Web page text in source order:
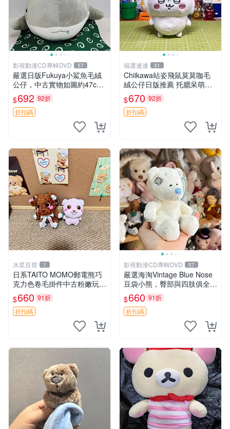
影視動漫CD專輯DVD 57
嚴選日版Fukuya小鯊魚毛絨
公仔，中古實物如圖約47c
m，紙箱包裝嚴密確保安全送
達。 小鯊魚 毛絨公仔 中古玩
偶
$692 92折
折扣碼
福運連連 31
Chiikawa站姿飛鼠莫莫咖毛
絨公仔日版推薦 托腮呆萌可
愛 15cm豆袋底部 當代嚴選
毛絨玩具 公仔 莫莫卡 像人
$670 92折
折扣碼
水星百貨 1
日系TAITO MOMO郵電熊巧
克力色卷毛掛件中古粉嫩玩偶
微瑕推薦 postpet momo 郵
電熊 中古玩偶
$660 91折
折扣碼
影視動漫CD專輯DVD 57
嚴選海淘Vintage Blue Nose
豆袋小熊，臀部與四肢俱全，
坐高11公分，附原盒與吊牌
收藏。藍鼻子小熊，值得擁有
玩具 憶熊
$660 91折
折扣碼